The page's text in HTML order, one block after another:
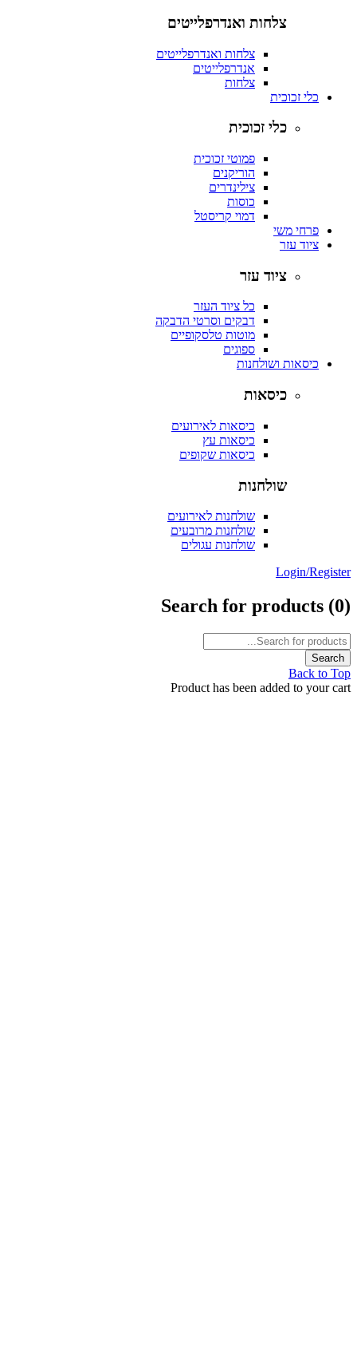
צלחות ואנדרפלייטים
צלחות ואנדרפלייטים
אנדרפלייטים
צלחות
כלי זכוכית
כלי זכוכית
פמוטי זכוכית
הוריקנים
צילינדרים
כוסות
דמוי קריסטל
פרחי משי
ציוד עזר
ציוד עזר
כל ציוד העזר
דבקים וסרטי הדבקה
מוטות טלסקופיים
ספוגים
כיסאות ושולחנות
כיסאות
כיסאות לאירועים
כיסאות עץ
כיסאות שקופים
שולחנות
שולחנות לאירועים
שולחנות מרובעים
שולחנות עגולים
Login/
Search for
Back
Product has been added to